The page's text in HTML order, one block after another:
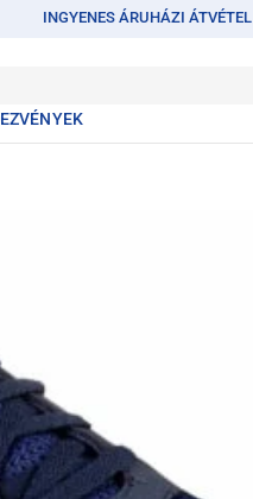
INGYENES ÁRUHÁZI ÁTVÉTEL